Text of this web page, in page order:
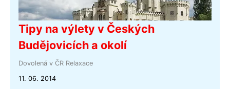
Tipy na výlety v Českých
Budějovicích a okolí
Dovolená v ČR Relaxace
11. 06. 2014